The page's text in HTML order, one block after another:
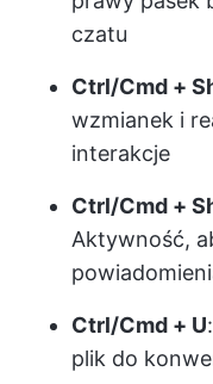
czatu
Ctrl/Cmd +
wzmianek i
interakcje
Ctrl/Cmd +
Aktywność,
Ctrl/Cmd + U
plik do